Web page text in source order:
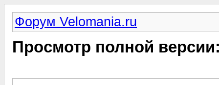
Форум Velomania.ru
Просмотр полной